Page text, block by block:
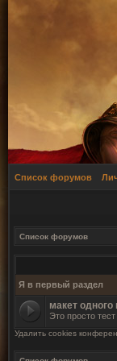
Список форумов
Список форумов
Я в первый раздел
макет одного
Это просто тест
Удалить cookies